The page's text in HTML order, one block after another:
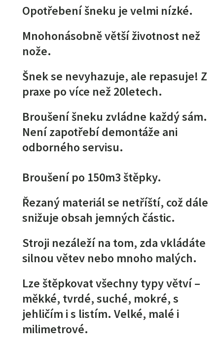
Opotřebení šneku je velmi nízké.
Mnohonásobně větší životnost než
nože.
Šnek se nevyhazuje, ale repasuje! Z
praxe po více než 20letech.
Broušení šneku zvládne každý sám.
Není zapotřebí demontáže ani
odborného servisu.
Broušení po 150m3 štěpky.
Řezaný materiál se netříští, což dále
snižuje obsah jemných částic.
Stroji nezáleží na tom, zda vkládáte
silnou větev nebo mnoho malých.
Lze štěpkovat všechny typy větví –
měkké, tvrdé, suché, mokré, s
jehličím i s listím. Velké, malé i
milimetrové.